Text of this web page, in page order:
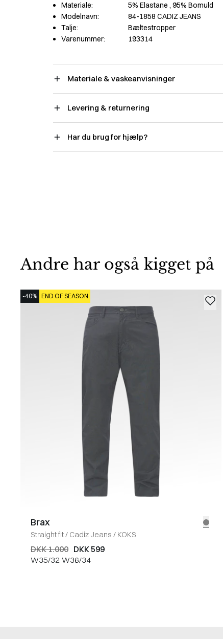
Materiale:
5% Elastane , 95% Bomuld
Modelnavn:
84-1858 CADIZ JEANS
Talje:
Bæltestropper
Varenummer:
193314
Materiale & vaskeanvisninger
Levering & returnering
Har du brug for hjælp?
Andre har også kigget på
-40% END OF SEASON
Brax
Straight fit/ Cadiz Jeans / KOKS
DKK 1.000 DKK 599
W35/32 W36/34